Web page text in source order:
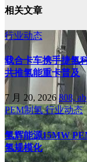
相关文章
行业动态
载合卡车携手捷氢
共推氢能重卡普及
7 月 20, 2026 808, ab
PEM制氢行业动态
氢辉能源15MW
氢规模化